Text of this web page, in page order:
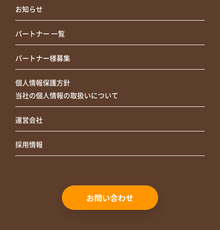
お知らせ
パートナー 一覧
パートナー様募集
個人情報保護方針
当社の個人情報の取扱いについて
運営会社
採用情報
お問い合わせ